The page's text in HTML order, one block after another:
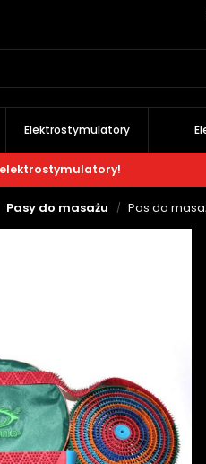
Elektrostymulatory
Pasy do masażu / Pas do